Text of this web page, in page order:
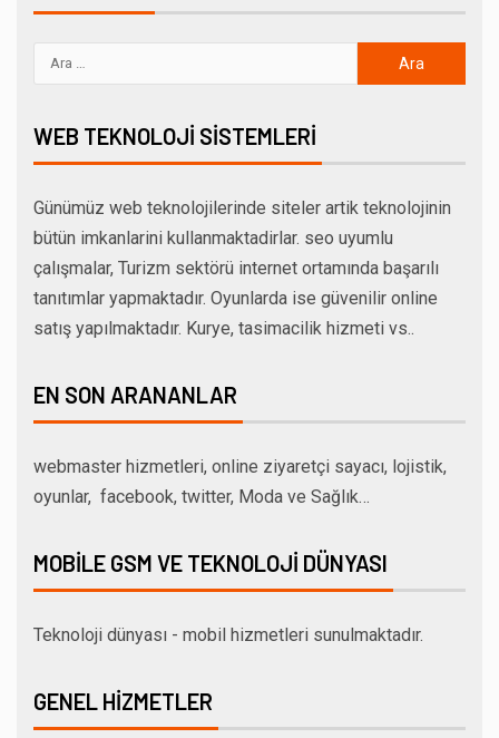
WEB TEKNOLOJI SISTEMLERI
Günümüz web teknolojilerinde siteler artik teknolojinin
bütün imkanlarini kullanmaktadirlar. seo uyumlu
çalışmalar, Turizm sektörü internet ortamında başarılı
tanıtımlar yapmaktadır. Oyunlarda ise güvenilir online
satış yapılmaktadır. Kurye, tasimacilik hizmeti vs..
EN SON ARANANLAR
webmaster hizmetleri, online ziyaretçi sayacı, lojistik,
oyunlar, facebook, twitter, Moda ve Sağlık…
MOBILE GSM VE TEKNOLOJI DÜNYASI
Teknoloji dünyası - mobil hizmetleri sunulmaktadır.
GENEL HIZMETLER